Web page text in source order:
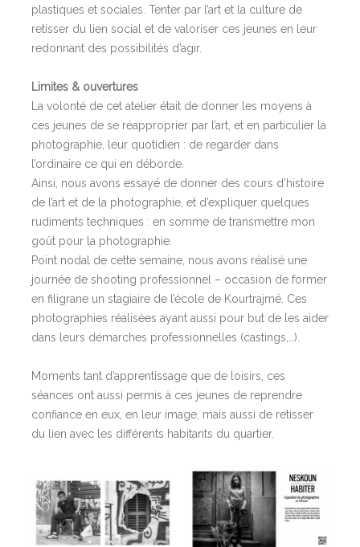
plastiques et sociales. Tenter par l’art et la culture de
retisser du lien social et de valoriser ces jeunes en leur
redonnant des possibilités d’agir.
Limites & ouvertures
La volonté de cet atelier était de donner les moyens à
ces jeunes de se réapproprier par l’art, et en particulier la
photographie, leur quotidien : de regarder dans
l’ordinaire ce qui en déborde.
Ainsi, nous avons essayé de donner des cours d’histoire
de l’art et de la photographie, et d’expliquer quelques
rudiments techniques : en somme de transmettre mon
goût pour la photographie.
Point nodal de cette semaine, nous avons réalisé une
journée de shooting professionnel – occasion de former
en filigrane un stagiaire de l’école de Kourtrajmé. Ces
photographies réalisées ayant aussi pour but de les aider
dans leurs démarches professionnelles (castings,…).
Moments tant d’apprentissage que de loisirs, ces
séances ont aussi permis à ces jeunes de reprendre
confiance en eux, en leur image, mais aussi de retisser
du lien avec les différents habitants du quartier.